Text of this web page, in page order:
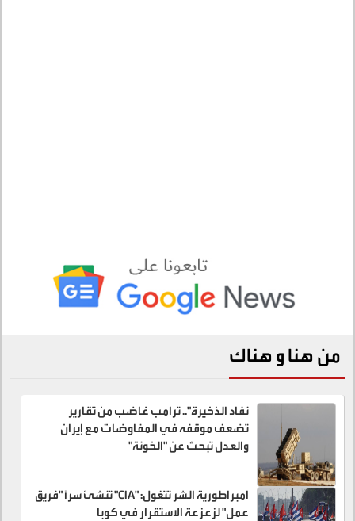
من هنا و هناك
نفاد الذخيرة".. ترامب غاضب من تقارير
تضعف موقفه في المفاوضات مع إيران
والعدل تبحث عن "الخونة"
امبراطورية الشر تتغول: "CIA" تنشئ سراً "فريق
عمل" لزعزعة الاستقرار في كوبا